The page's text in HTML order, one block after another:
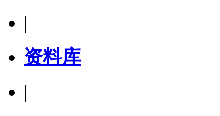
|
资料库
|